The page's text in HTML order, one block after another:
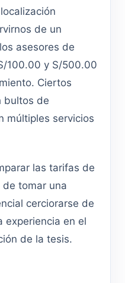
de un
asesores de
100.00 y S/500.00
Ciertos
bultos de
múltiples servicios
las tarifas de
tomar una
cerciorarse de
experiencia en el
de la tesis.